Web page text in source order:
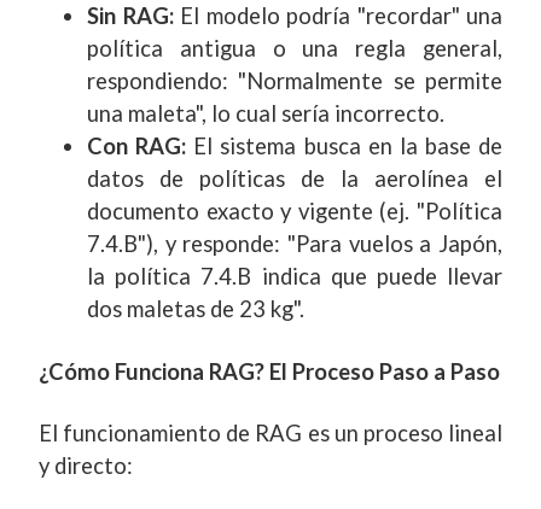
Sin RAG:El modelo podría "recordar" una
política antigua o una regla general,
respondiendo: "Normalmente se permite
una maleta", lo cual sería incorrecto.
Con RAG: El sistema busca en la base de
datos de políticas de la aerolínea el
documento exacto y vigente (ej. "Política
7.4.B"), y responde: "Para vuelos a Japón,
la política 7.4.B indica que puede llevar
dos maletas de 23 kg".
¿Cómo Funciona RAG? El Proceso Paso a Paso
El funcionamiento de RAG es un proceso lineal
y directo: